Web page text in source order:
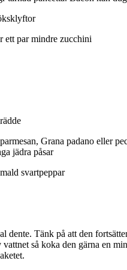
ett par mindre zucchini
Grana padano eller
jädra påsar
svartpeppar
dente. Tänk på att den
så koka den gärna en